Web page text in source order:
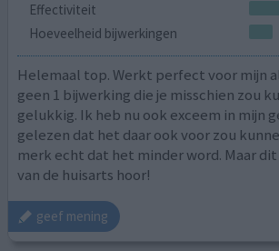
Effectiviteit
Hoeveelheid bijwerkingen
Helemaal top. Werkt perfect voor mijn
geen 1 bijwerking die je misschien zou
gelukkig. Ik heb nu ook exceem in mijn
gelezen dat het daar ook voor zou
merk echt dat het minder word. Maar dit
van de huisarts hoor!
geef mening